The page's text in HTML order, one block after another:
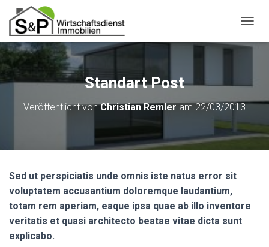
A
A
O
N
Standart Post
Veröffentlicht vonChristian Remleram22/03/2013
Sed ut perspiciatis unde omnis iste natus error sit
voluptatem accusantium doloremque laudantium,
totam rem aperiam, eaque ipsa quae ab illo inventore
veritatis et quasi architecto beatae vitae dicta sunt
explicabo.